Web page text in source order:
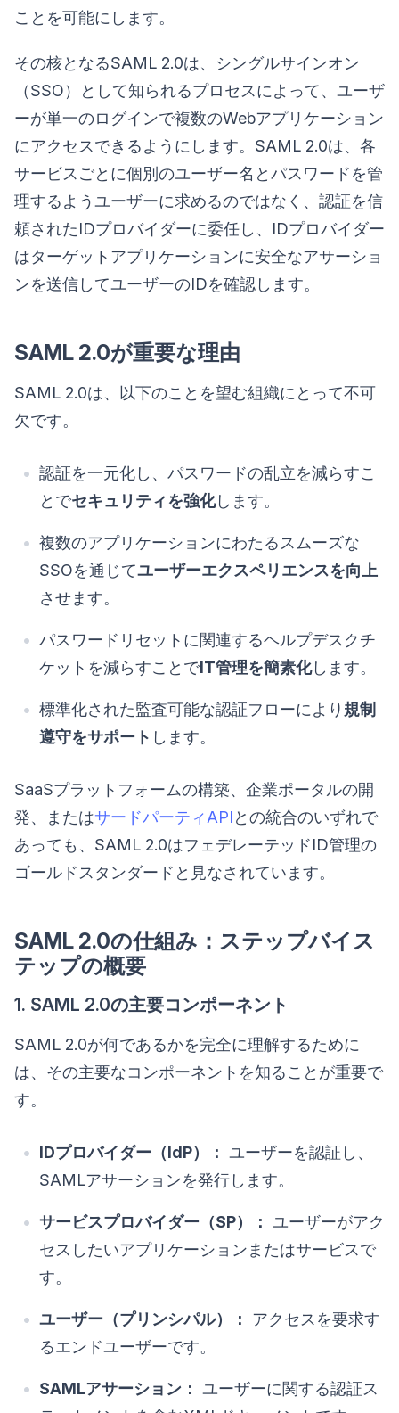
ことを可能にします。
その核となるSAML 2.0は、シングルサインオン
（SSO）として知られるプロセスによって、ユーザ
ーが単一のログインで複数のWebアプリケーション
にアクセスできるようにします。SAML 2.0は、各
サービスごとに個別のユーザー名とパスワードを管
理するようユーザーに求めるのではなく、認証を信
頼されたIDプロバイダーに委任し、IDプロバイダー
はターゲットアプリケーションに安全なアサーショ
ンを送信してユーザーのIDを確認します。
SAML 2.0が重要な理由
SAML 2.0は、以下のことを望む組織にとって不可
欠です。
認証を一元化し、パスワードの乱立を減らすこ
とでセキュリティを強化します。
複数のアプリケーションにわたるスムーズな
SSOを通じてユーザーエクスペリエンスを向上
させます。
パスワードリセットに関連するヘルプデスクチ
ケットを減らすことでIT管理を簡素化します。
標準化された監査可能な認証フローにより 規制
遵守をサポート します。
SaaSプラットフォームの構築、企業ポータルの開
発、またはサードパーティAPIとの統合のいずれで
あっても、SAML 2.0はフェデレーテッドID管理の
ゴールドスタンダードと見なされています。
SAML 2.0の仕組み：ステップバイス
テップの概要
1. SAML 2.0の主要コンポーネント
SAML 2.0が何であるかを完全に理解するために
は、その主要なコンポーネントを知ることが重要で
す。
IDプロバイダー（IdP）： ユーザーを認証し、
SAMLアサーションを発行します。
サービスプロバイダー（SP）： ユーザーがアク
セスしたいアプリケーションまたはサービスで
す。
ユーザー（プリンシパル）：
アクセスを要求す
るエンドユーザーです。
SAMLアサーション： ユーザーに関する認証ス